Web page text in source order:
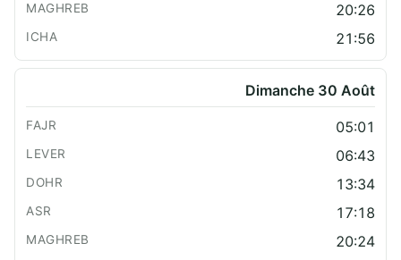
20:26
21:56
Dimanche 30 Août
05:01
06:43
13:34
17:18
20:24